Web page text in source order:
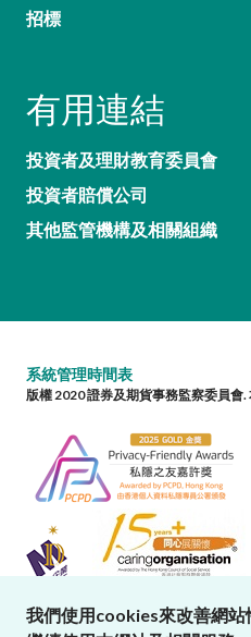
招標
有用連結
投資者及理財教育委員會
投資者賠償公司
其他監管機構及相關組織
系統管理時間表
版權 2020 證券及期貨事務監察委員會
我們使用cookies來改善網